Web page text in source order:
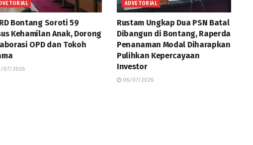
Bontang Soroti 59
Kehamilan Anak, Dorong
OPD dan Tokoh
07/2026
ADVETORIAL
Rustam Ungkap Dua PSN Batal
Dibangun di Bontang, Raperda
Penanaman Modal Diharapkan
Pulihkan Kepercayaan
Investor
06/07/2026